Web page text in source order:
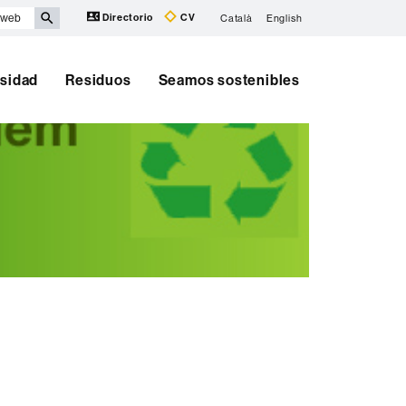
Directorio CV Català English
Residuos Seamos sostenibles